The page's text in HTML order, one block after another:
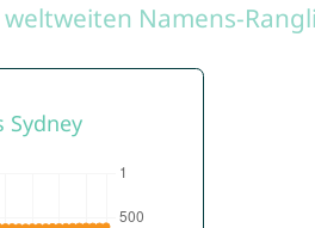
weltweiten Namens-